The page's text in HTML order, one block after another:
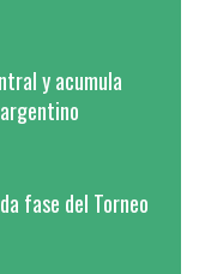
y acumula
fase del Torneo